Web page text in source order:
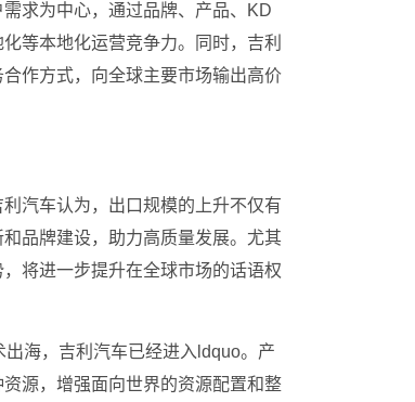
求为中心，通过品牌、产品、KD
等本地化运营竞争力。同时，吉利
作方式，向全球主要市场输出高价
汽车认为，出口规模的上升不仅有
品牌建设，助力高质量发展。尤其
将进一步提升在全球市场的话语权
海，吉利汽车已经进入ldquo。产
源，增强面向世界的资源配置和整